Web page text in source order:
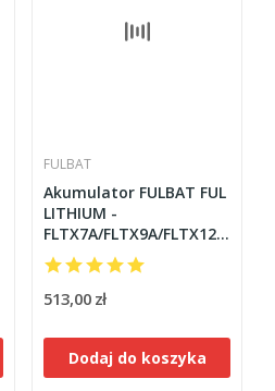
FULBAT
Akumulator FULBAT FUL
LITHIUM -
FLTX7A/FLTX9A/FLTX12A/
FLTZ10S/FLTZ12S/FLTZ14S
/
- LTZ10S/LTZ
513,00 zł
Dodaj do koszyka